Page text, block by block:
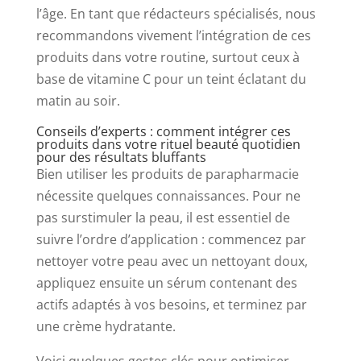
l’âge. En tant que rédacteurs spécialisés, nous
recommandons vivement l’intégration de ces
produits dans votre routine, surtout ceux à
base de vitamine C pour un teint éclatant du
matin au soir.
Conseils d’experts : comment intégrer ces
produits dans votre rituel beauté quotidien
pour des résultats bluffants
Bien utiliser les produits de parapharmacie
nécessite quelques connaissances. Pour ne
pas surstimuler la peau, il est essentiel de
suivre l’ordre d’application : commencez par
nettoyer votre peau avec un nettoyant doux,
appliquez ensuite un sérum contenant des
actifs adaptés à vos besoins, et terminez par
une crème hydratante.